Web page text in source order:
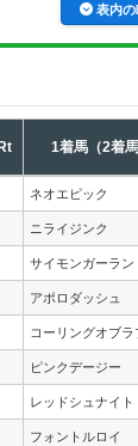
表内の
1着馬（2着馬
ネオエピック
ニライジンク
サイモンガーラン
アポロダッシュ
コーリングオブラ
ピンクデージー
レッドシュナイト
フォントルロイ